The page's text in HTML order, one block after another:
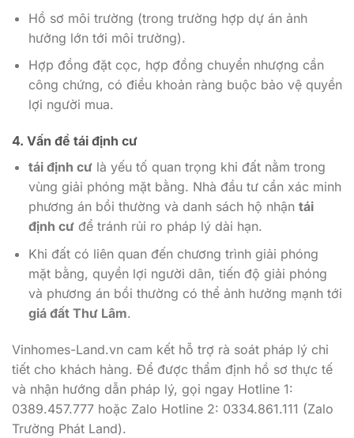
Hồ sơ môi trường (trong trường hợp dự án ảnh
hưởng lớn tới môi trường).
Hợp đồng đặt cọc, hợp đồng chuyển nhượng cần
công chứng, có điều khoản ràng buộc bảo vệ quyền
lợi người mua.
4. Vấn đề tái định cư
tái định cưlà yếu tố quan trọng khi đất nằm trong
vùng giải phóng mặt bằng. Nhà đầu tư cần xác minh
phương án bồi thường và danh sách hộ nhận tái
định cưđể tránh rủi ro pháp lý dài hạn.
Khi đất có liên quan đến chương trình giải phóng
mặt bằng, quyền lợi người dân, tiến độ giải phóng
và phương án bồi thường có thể ảnh hưởng mạnh tới
giá đất Thư Lâm.
Vinhomes-Land.vn cam kết hỗ trợ rà soát pháp lý chi
tiết cho khách hàng. Để được thẩm định hồ sơ thực tế
và nhận hướng dẫn pháp lý, gọi ngay Hotline 1:
0389.457.777 hoặc Zalo Hotline 2: 0334.861.111 (Zalo
Trường Phát Land).